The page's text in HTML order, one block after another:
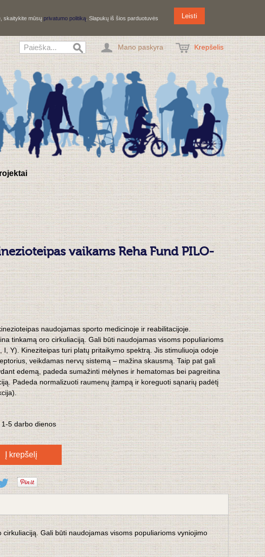
skaitykite mūsų privatumo politiką . Slapukų iš šios parduotuvės
Leisti
Mano paskyra Krepšelis
vaikams Reha Fund PILO-
naudojamas sporto medicinoje ir reabilitacijoje.
tinkamą oro cirkuliaciją. Gali būti naudojamas visoms populiarioms
I, Y).Kineziteipas turi platų pritaikymo spektrą. Jis stimuliuoja odoje
veikdamas nervų sistemą – mažina skausmą. Taip pat gali
edemą, padeda sumažinti mėlynes ir hematomas bei pagreitina
Padeda normalizuoti raumenų įtampą ir koreguoti sąnarių padėtį
1-5 darbo dienos
Į krepšelį
cirkuliaciją. Gali būti naudojamas visoms populiarioms vyniojimo